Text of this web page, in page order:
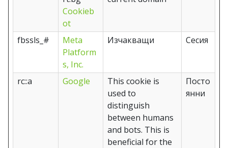
Cookieb
ot
fbssls_#
Meta
Platform
s, Inc.
Изчакващи Сесия
rc::a Google
This cookie is
used to
distinguish
between humans
and bots. This is
beneficial for the
Посто
янни